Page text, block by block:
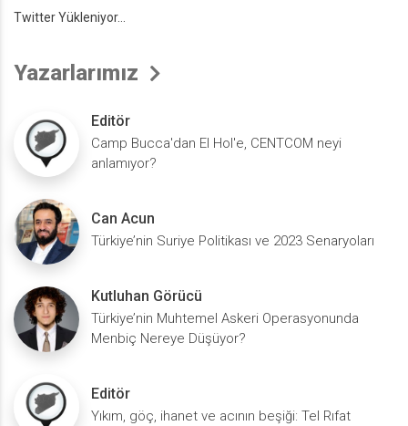
Twitter Yükleniyor...
Yazarlarımız
Editör
Camp Bucca'dan El Hol'e, CENTCOM neyi
anlamıyor?
Can Acun
Türkiye’nin Suriye Politikası ve 2023 Senaryoları
Kutluhan Görücü
Türkiye’nin Muhtemel Askeri Operasyonunda
Menbiç Nereye Düşüyor?
Editör
Yıkım, göç, ihanet ve acının beşiği: Tel Rıfat